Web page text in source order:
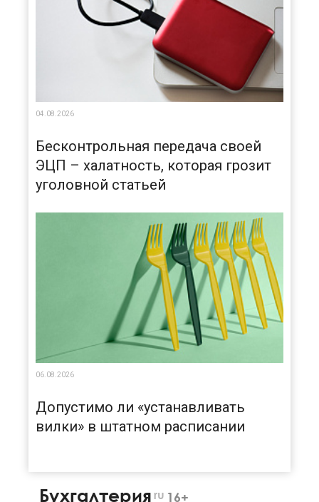
04.08.2026
Бесконтрольная передача своей
ЭЦП – халатность, которая грозит
уголовной статьей
06.08.2026
Допустимо ли «устанавливать
вилки» в штатном расписании
Бухгалтерия ru 16+